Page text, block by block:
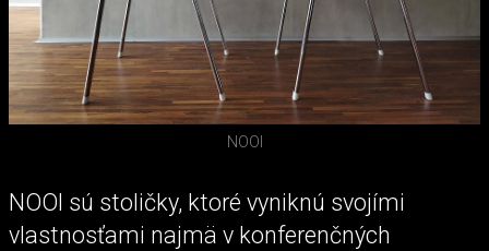
NOOI
NOOI sú stoličky, ktoré vyniknú svojími
vlastnosťami najmä v konferenčných